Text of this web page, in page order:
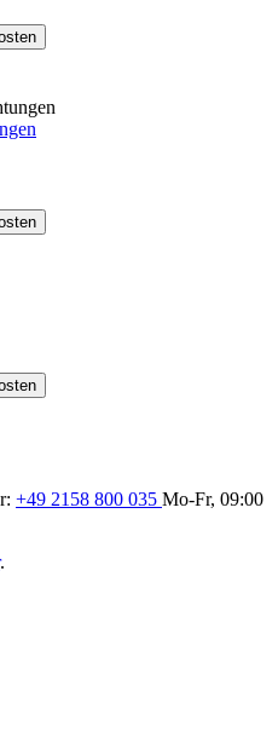
+49 2158 800 035 Mo-Fr, 09:00
.